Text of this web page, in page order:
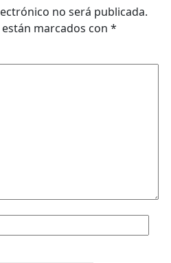
no será publicada.
marcados con *